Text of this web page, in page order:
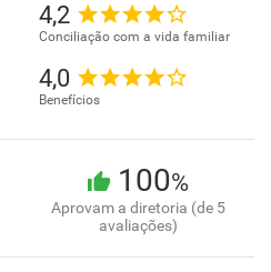
4,2
Conciliação com a vida familiar
4,0
Benefícios
100%
Aprovam a diretoria (de 5
avaliações)